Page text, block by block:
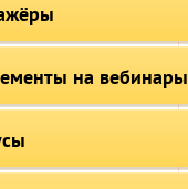
на вебинары